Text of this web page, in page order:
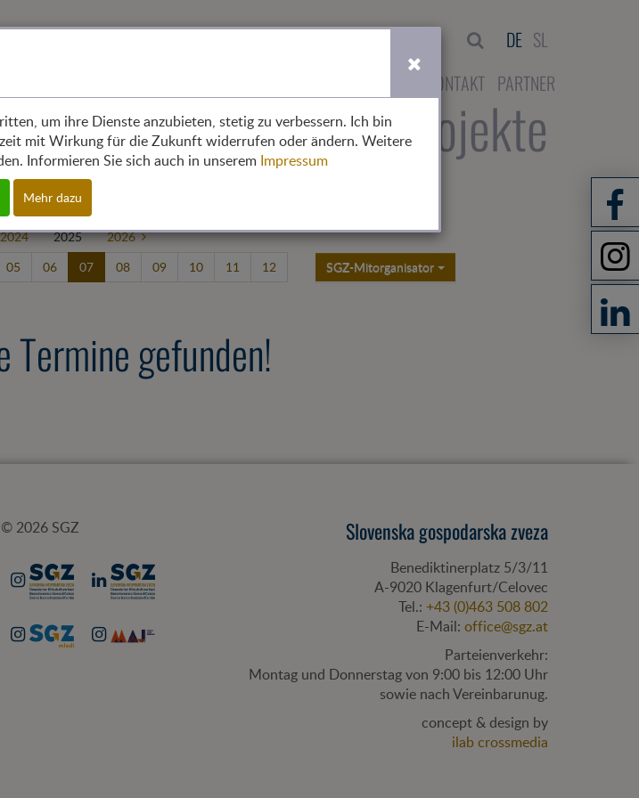
Mitglieder Projekte
KONTAKT PARTNER
Suche
DE SL
2024 2025
2026
05 06 07 08 09 10 11 12 SGZ-Mitorganisator
Termine gefunden!
© 2026 SGZ Slovenska gospodarska zveza
Benediktinerplatz 5/3/11
A-9020 Klagenfurt/Celovec
Tel.: +43 (0)463 508 802
E-Mail: office@sgz.at
Parteienverkehr:
Montag und Donnerstag von 9:00 bis 12:00 Uhr
sowie nach Vereinbarunug.
concept & design by
ilab crossmedia
um ihre Dienste anzubieten, stetig zu verbessern. Ich bin
mit Wirkung für die Zukunft widerrufen oder ändern. Weitere
Informieren Sie sich auch in unserem Impressum
Mehr dazu